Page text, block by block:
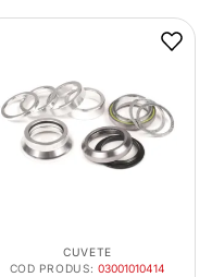
CUVETE
COD PRODUS:03001010414